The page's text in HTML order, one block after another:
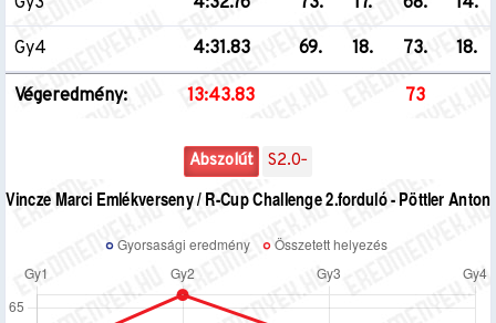
Gy4 4:31.83 69. 18. 73. 18.
Végeredmény: 13:43.83 73
Abszolút S2.0‐